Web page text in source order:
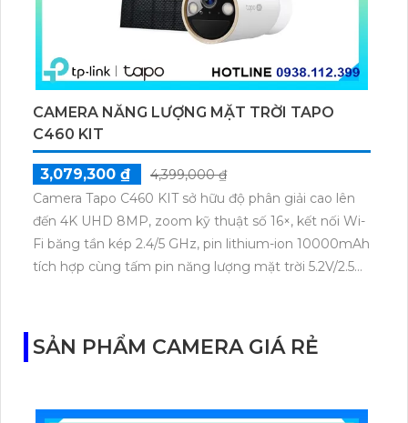
CAMERA NĂNG LƯỢNG MẶT TRỜI TAPO
C460 KIT
3,079,300 ₫
4,399,000 ₫
Camera Tapo C460 KIT sở hữu độ phân giải cao lên
đến 4K UHD 8MP, zoom kỹ thuật số 16×, kết nối Wi-
Fi băng tần kép 2.4/5 GHz, pin lithium-ion 10000mAh
tích hợp cùng tấm pin năng lượng mặt trời 5.2V/2.5W.
SẢN PHẨM CAMERA GIÁ RẺ